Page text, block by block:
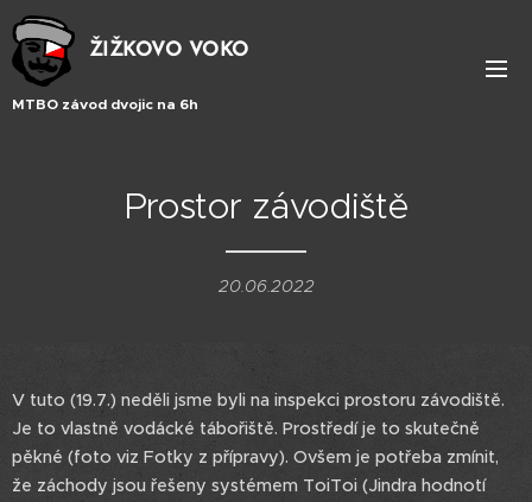
ŽIŽKOVO VOKO
MTBO závod dvojic na 6h
Prostor závodiště
20.06.2022
V tuto (19.7.) neděli jsme byli na inspekci prostoru závodiště.
Je to vlastně vodácké tábořiště. Prostředí je to skutečně
pěkné (foto viz Fotky z přípravy). Ovšem je potřeba zmínit,
že záchody jsou řešeny systémem ToiToi (Jindra hodnotí